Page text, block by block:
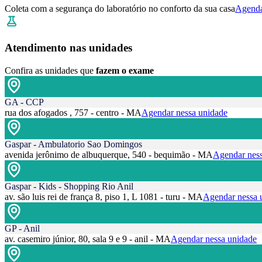
Coleta com a segurança do laboratório no conforto da sua casa
Atendimento nas unidades
Confira as unidades que fazem o exame
GA - CCP
rua dos afogados , 757 - centro - MAAgendar nessa unidade
Gaspar - Ambulatorio Sao Domingos
avenida jerônimo de albuquerque, 540 - bequimão - MAAgendar
Gaspar - Kids - Shopping Rio Anil
av. são luis rei de frança 8, piso 1, L 1081 - turu - MAAgendar nessa
GP - Anil
av. casemiro júnior, 80, sala 9 e 9 - anil - MAAgendar nessa unidade